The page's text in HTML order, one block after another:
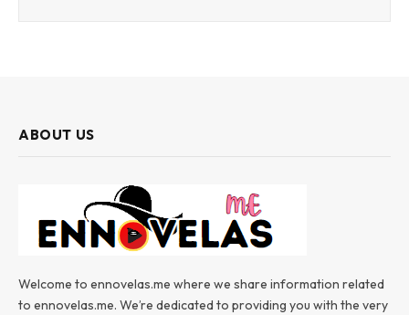
ABOUT US
Welcome to ennovelas.me where we share information related
to ennovelas.me. We’re dedicated to providing you with the very